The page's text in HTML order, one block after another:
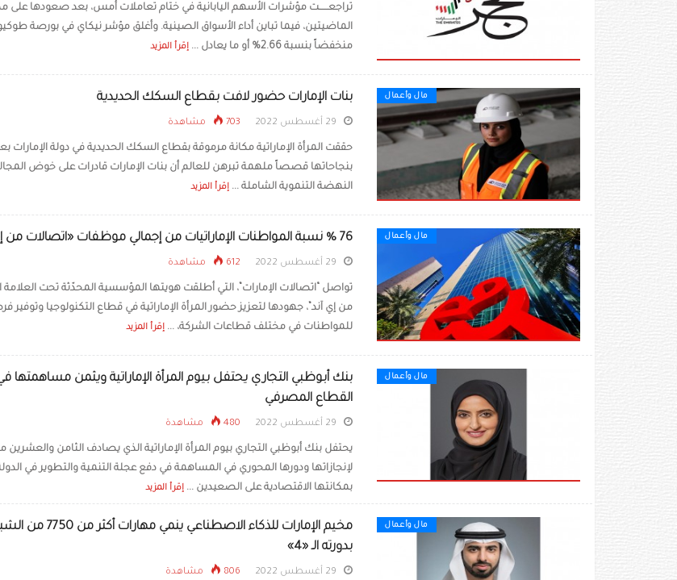
تراجعــــــت مؤشرات الأسهم اليابانية في ختام تعاملات أمس، بعد صعودها على
الماضيتين، فيما تباين أداء الأسواق الصينية. وأغلق مؤشر نيكاي في بورصة طوكيو
منخفضاً بنسبة 2.66% أو ما يعادل ...
إقرأ المزيد
مال وأعمال بنات الإمارات حضور لافت بقطاع السكك الحديدية
703 مشاهدة
حققت المرأة الإماراتية مكانة مرموقة بقطاع السكك الحديدية في دولة
بنجاحاتها قصصاً ملهمة تبرهن للعالم أن بنات الإمارات قادرات على خوض
النهضة التنموية الشاملة ... إقرأ المزيد
مال وأعمال 76 % نسبة المواطنات الإماراتيات من إجمالي موظفات «اتصالات من إي آند»
612 مشاهدة
تواصل “اتصالات الإمارات”، التي أطلقت هويتها المؤسسية المحدّثة تحت العلامة
من إي آند”، جهودها لتعزيز حضور المرأة الإماراتية في قطاع التكنولوجيا
للمواطنات في مختلف قطاعات الشركة، ... إقرأ المزيد
مال وأعمال
بنك أبوظبي التجاري يحتفل بيوم المرأة الإماراتية ويثمن مساهمتها
القطاع المصرفي
480 مشاهدة
يحتفل بنك أبوظبي التجاري بيوم المرأة الإماراتية الذي يصادف الثامن والعشرين
لإنجازاتها ودورها المحوري في المساهمة في دفع عجلة التنمية والتطوير في الدولة
بمكانتها الاقتصادية على الصعيدين ... إقرأ المزيد
مال وأعمال
مخيم الإمارات للذكاء
بدورته الـ «4»
806 مشاهدة